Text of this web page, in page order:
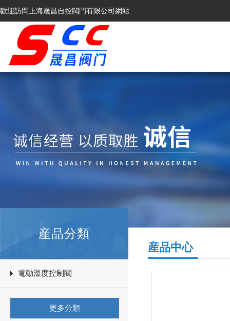
歡迎訪問上海晟昌自控閥門有限公司網站
産品分類
電動溫度控制閥
更多分類
産品中心